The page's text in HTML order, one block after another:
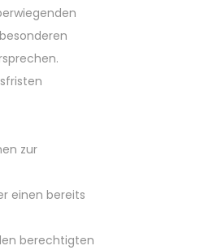
zur
einen bereits
berechtigten